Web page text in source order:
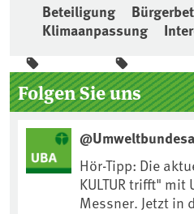
Beteiligung
Klimaanpassung
Seitenleiste
Folgen Sie uns
Hör-Tipp: Die
KULTUR trifft" mit
Messner. Jetzt in